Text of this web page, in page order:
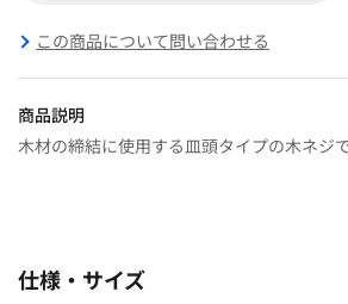
この商品について問い合わせる
商品説明
木材の締結に使用する皿頭タイプの木ネジで
仕様・サイズ